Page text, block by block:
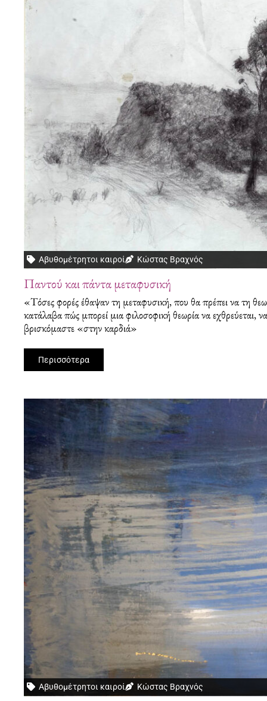
Αβυθομέτρητοι καιροί Κώστας Βραχνός
Παντού και πάντα μεταφυσική
«Τόσες φορές έθαψαν τη μεταφυσική, που θα πρέπει να τη
κατάλαβα πώς μπορεί μια φιλοσοφική θεωρία να εχθρεύεται,
βρισκόμαστε «στην καρδιά»
Περισσότερα
Αβυθομέτρητοι καιροί Κώστας Βραχνός